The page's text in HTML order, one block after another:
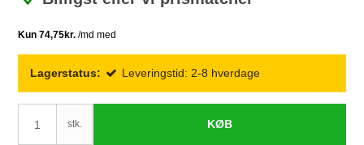
Lagerstatus: Leveringstid: 2-8 hverdage
stk. KØB